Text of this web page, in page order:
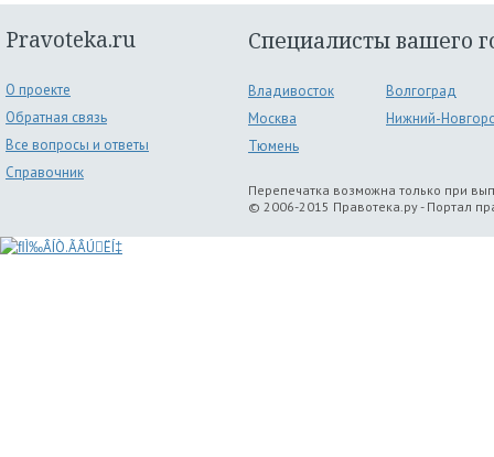
Pravoteka.ru
О проекте
Обратная связь
Все вопросы и ответы
Справочник
Специалисты вашего
Владивосток
Волгоград
Москва
Нижний-
Тюмень
Перепечатка возможна только при
© 2006-2015 Правотека.ру - Портал